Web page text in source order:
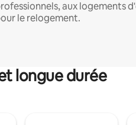
aux logements
le relogement.
longue durée